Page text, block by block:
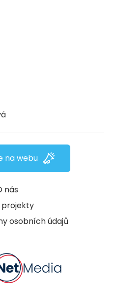
nás
projekty
osobních údajů
na webu